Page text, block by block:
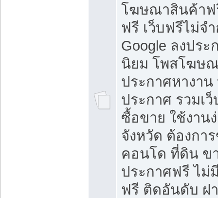
โฆษณาสินค้าฟ
ฟรี เว็บฟรีไม่จ
Google ลงปร
นิยม โพสโฆษ
ประกาศหางาน
ประกาศ รวมเ
ซื้อขาย ใช้งาน
จังหวัด ต้องกา
คอนโด ที่ดิน ข
ประกาศฟรี ไม่
ฟรี ติดอันดับ ฝ